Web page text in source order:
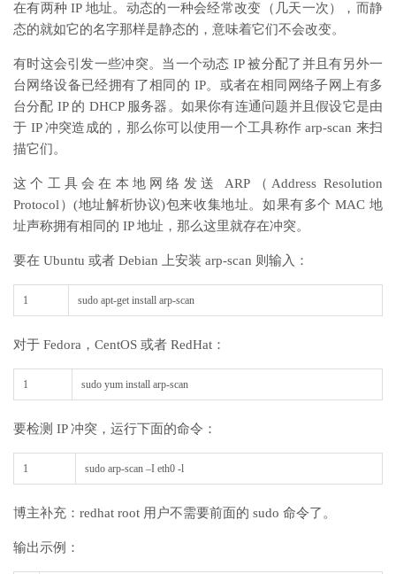
在有两种 IP 地址。动态的一种会经常改变（几天一次），而静
态的就如它的名字那样是静态的，意味着它们不会改变。
有时这会引发一些冲突。当一个动态 IP 被分配了并且有另外一
台网络设备已经拥有了相同的 IP。或者在相同网络子网上有多
台分配 IP 的 DHCP 服务器。如果你有连通问题并且假设它是由
于 IP 冲突造成的，那么你可以使用一个工具称作 arp-scan 来扫
描它们。
这个工具会在本地网络发送 ARP（Address Resolution
Protocol）(地址解析协议)包来收集地址。如果有多个 MAC 地
址声称拥有相同的 IP 地址，那么这里就存在冲突。
要在 Ubuntu 或者 Debian 上安装 arp-scan 则输入：
1 sudo apt-get install arp-scan
对于 Fedora，CentOS 或者 RedHat：
1 sudo yum install arp-scan
要检测 IP 冲突，运行下面的命令：
1 sudo arp-scan –I eth0 -l
博主补充：redhat root 用户不需要前面的 sudo 命令了。
输出示例：